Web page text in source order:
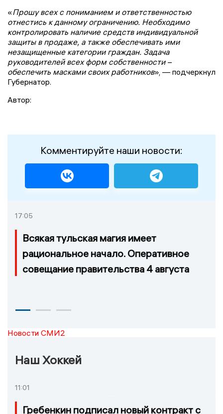
«Прошу всех с пониманием и ответственностью
отнестись к данному ограничению. Необходимо
контролировать наличие средств индивидуальной
защиты в продаже, а также обеспечивать ими
незащищенные категории граждан. Задача
руководителей всех форм собственности –
обеспечить масками своих работников», — подчеркнул
Губернатор.
Автор:
Комментируйте наши новости:
17:05
Всякая тульская магия имеет
рациональное начало. Оперативное
совещание правительства 4 августа
Новости СМИ2
Наш Хоккей
11:01
Гребенкин подписал новый контракт с